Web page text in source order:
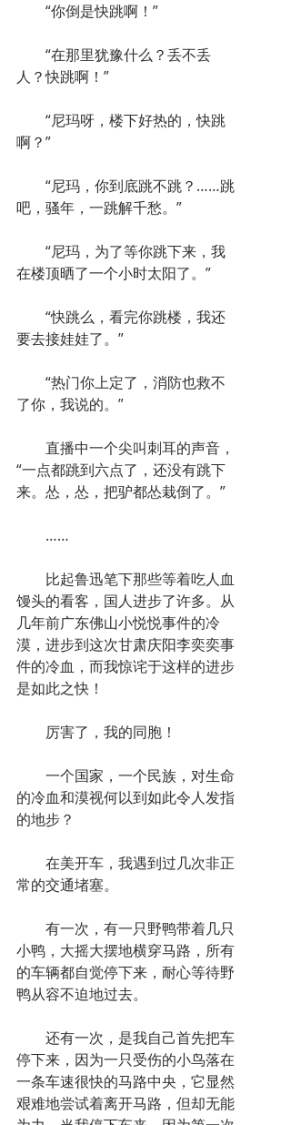
“你倒是快跳啊！”
“在那里犹豫什么？丢不丢
人？快跳啊！”
“尼玛呀，楼下好热的，快跳
啊？”
“尼玛，你到底跳不跳？……跳
吧，骚年，一跳解千愁。”
“尼玛，为了等你跳下来，我
在楼顶晒了一个小时太阳了。”
“快跳么，看完你跳楼，我还
要去接娃娃了。”
“热门你上定了，消防也救不
了你，我说的。”
直播中一个尖叫刺耳的声音，
“一点都跳到六点了，还没有跳下
来。怂，怂，把驴都怂栽倒了。”
……
比起鲁迅笔下那些等着吃人血
馒头的看客，国人进步了许多。从
几年前广东佛山小悦悦事件的冷
漠，进步到这次甘肃庆阳李奕奕事
件的冷血，而我惊诧于这样的进步
是如此之快！
厉害了，我的同胞！
一个国家，一个民族，对生命
的冷血和漠视何以到如此令人发指
的地步？
在美开车，我遇到过几次非正
常的交通堵塞。
有一次，有一只野鸭带着几只
小鸭，大摇大摆地横穿马路，所有
的车辆都自觉停下来，耐心等待野
鸭从容不迫地过去。
还有一次，是我自己首先把车
停下来，因为一只受伤的小鸟落在
一条车速很快的马路中央，它显然
艰难地尝试着离开马路，但却无能